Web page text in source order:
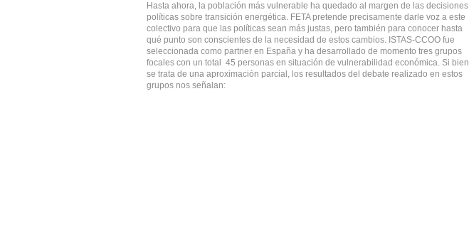
Hasta ahora, la población más vulnerable ha quedado al margen de las decisiones
políticas sobre transición energética. FETA pretende precisamente darle voz a este
colectivo para que las políticas sean más justas, pero también para conocer hasta
qué punto son conscientes de la necesidad de estos cambios. ISTAS-CCOO fue
seleccionada como partner en España y ha desarrollado de momento tres grupos
focales con un total 45 personas en situación de vulnerabilidad económica. Si bien
se trata de una aproximación parcial, los resultados del debate realizado en estos
grupos nos señalan: